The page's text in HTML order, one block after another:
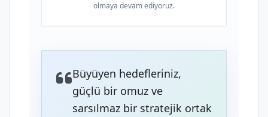
olmaya devam ediyoruz.
Büyüyen hedefleriniz,
güçlü bir omuz ve
sarsılmaz bir stratejik ortak